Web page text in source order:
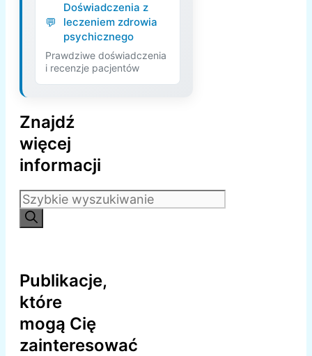
Doświadczenia z
leczeniem zdrowia
psychicznego
Prawdziwe doświadczenia
i recenzje pacjentów
Znajdź
więcej
informacji
Szukaj:
Publikacje,
które
mogą Cię
zainteresować